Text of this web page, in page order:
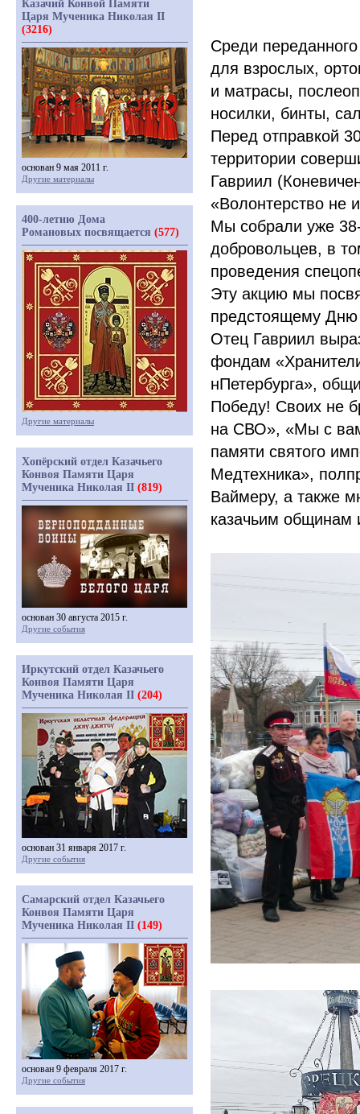
Среди
для взрослых,
и матрасы,
носилки, бинты,
Перед отправкой
территории
Гавриил
«Волонтерство не
Мы собрали уже
добровольцев, в
проведения
Эту акцию мы
предстоящему
Отец Гавриил
фондам
нПетербурга»,
Победу! Своих не
на СВО», «Мы с
памяти святого
Медтехника»,
Ваймеру, а также
казачьим общинам
Казачий Конвой Памяти
Царя Мученика Николая II
(3216)
основан 9 мая 2011 г.
Другие материалы
400-летию Дома
Романовых посвящается (577)
Другие материалы
Хопёрский отдел Казачьего
Конвоя Памяти Царя
Мученика Николая II (819)
основан 30 августа 2015 г.
Другие события
Иркутский отдел Казачьего
Конвоя Памяти Царя
Мученика Николая II (204)
основан 31 января 2017 г.
Другие события
Самарский отдел Казачьего
Конвоя Памяти Царя
Мученика Николая II (149)
основан 9 февраля 2017 г.
Другие события